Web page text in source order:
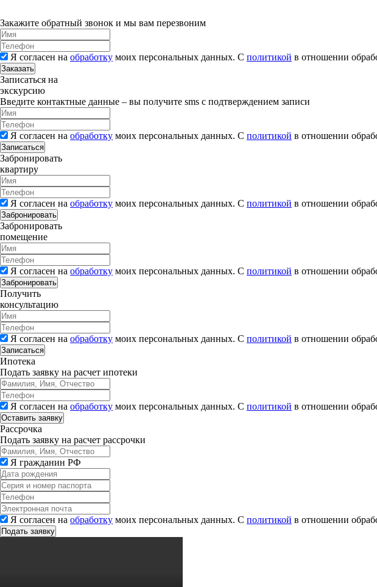
Закажите обратный звонок и мы вам перезвоним
Я согласен на обработку моих персональных данных. С политикой в отношении
Заказать
Записаться на
экскурсию
Введите контактные данные – вы получите sms с подтверждением записи
Я согласен на обработку моих персональных данных. С политикой в отношении
Записаться
Забронировать
квартиру
Я согласен на обработку моих персональных данных. С политикой в отношении
Забронировать
Забронировать
помещение
Я согласен на обработку моих персональных данных. С политикой в отношении
Забронировать
Получить
консультацию
Я согласен на обработку моих персональных данных. С политикой в отношении
Записаться
Ипотека
Подать заявку на расчет ипотеки
Я согласен на обработку моих персональных данных. С политикой в отношении
Рассрочка
Подать заявку на расчет рассрочки
Я гражданин РФ
Я согласен на обработку моих персональных данных. С политикой в отношении